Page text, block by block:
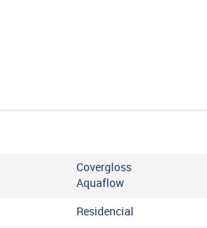
Covergloss
Aquaflow
Residencial